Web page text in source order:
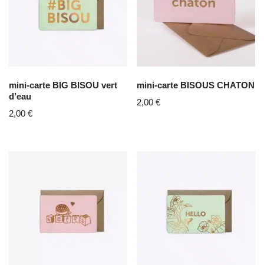
mini-carte BIG BISOU vert
d’eau
2,00 €
mini-carte BISOUS CHATON
2,00€